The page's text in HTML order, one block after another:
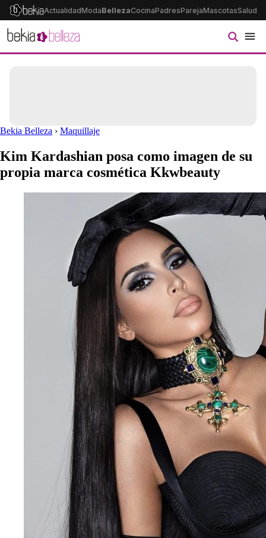
ActualidadModaBellezaCocinaPadresParejaMascotasSalud
Bekia Belleza › Maquillaje
Kim Kardashian posa como imagen de su
propia marca cosmética Kkwbeauty